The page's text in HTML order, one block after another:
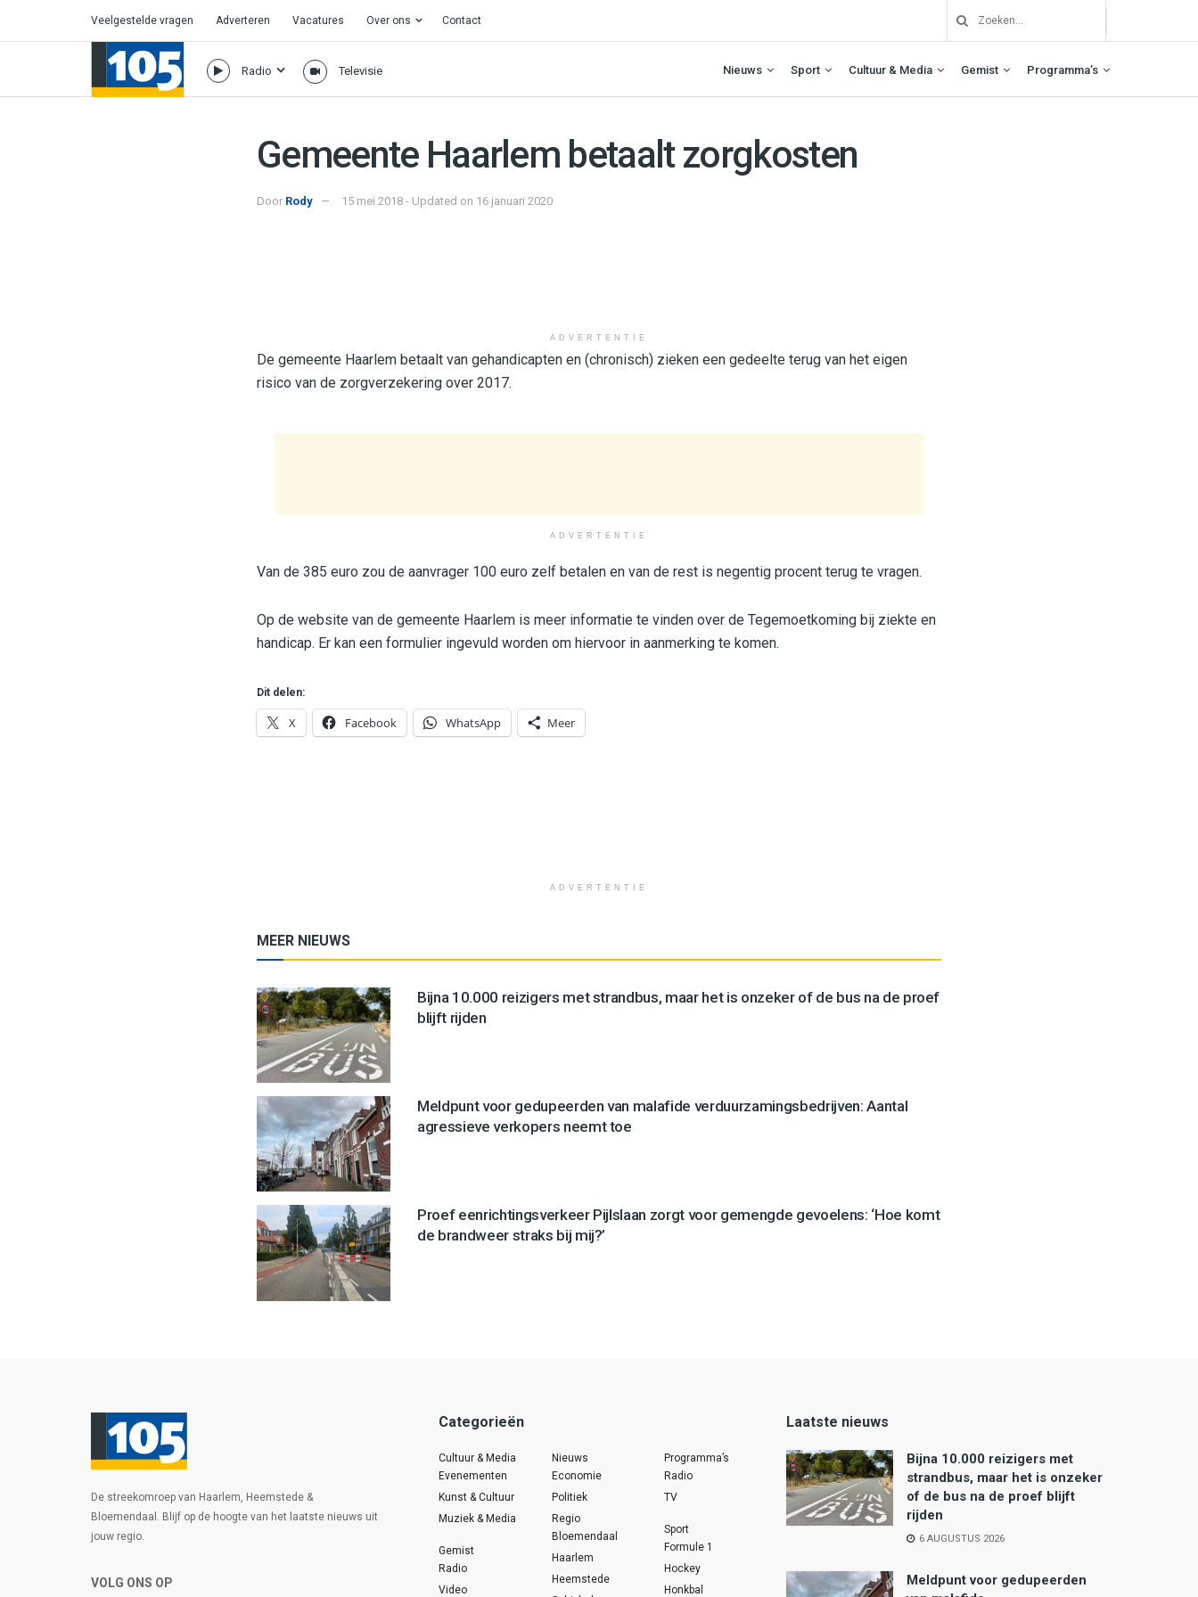
Veelgestelde vragen Adverteren Vacatures Over ons Contact
Radio Televisie Nieuws Sport Cultuur & Media Gemist Programma’s
Gemeente Haarlem betaalt zorgkosten
Door Rody 15 mei 2018 - Updated on 16 januari 2020
ADVERTENTIE
De gemeente Haarlem betaalt van gehandicapten en (chronisch) zieken een gedeelte terug van het eigen
risico van de zorgverzekering over 2017.
ADVERTENTIE
Van de 385 euro zou de aanvrager 100 euro zelf betalen en van de rest is negentig procent terug te vragen.
Op de website van de gemeente Haarlem is meer informatie te vinden over de Tegemoetkoming bij ziekte en
handicap. Er kan een formulier ingevuld worden om hiervoor in aanmerking te komen.
Dit delen:
X Facebook WhatsApp Meer
ADVERTENTIE
MEER NIEUWS
Bijna 10.000 reizigers met strandbus, maar het is onzeker of de bus na de proef
blijft rijden
Meldpunt voor gedupeerden van malafide verduurzamingsbedrijven: Aantal
agressieve verkopers neemt toe
Proef eenrichtingsverkeer Pijlslaan zorgt voor gemengde gevoelens: ‘Hoe komt
de brandweer straks bij mij?’
De streekomroep van Haarlem, Heemstede &
Bloemendaal. Blijf op de hoogte van het laatste nieuws uit
jouw regio.
VOLG ONS OP
Categorieën
Cultuur & Media
Evenementen
Kunst & Cultuur
Muziek & Media
Gemist
Radio
Video
Nieuws
Economie
Politiek
Regio
Bloemendaal
Haarlem
Heemstede
Programma’s
Radio
TV
Sport
Formule 1
Hockey
Honkbal
Laatste nieuws
Bijna 10.000 reizigers met
strandbus, maar het is onzeker
of de bus na de proef blijft
rijden
6 AUGUSTUS 2026
Meldpunt voor gedupeerden